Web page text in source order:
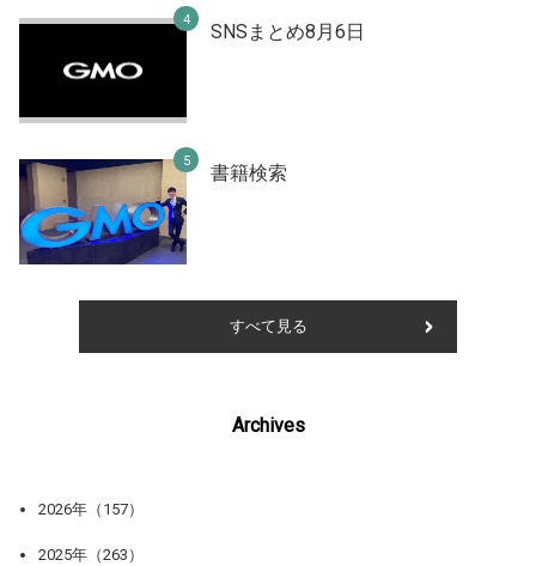
SNSまとめ8月6日
書籍検索
すべて見る
Archives
2026年（157）
2025年（263）